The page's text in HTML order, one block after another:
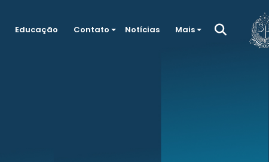
Educação Contato Notícias Mais